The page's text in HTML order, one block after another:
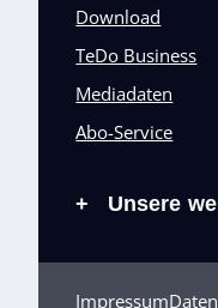
Download
TeDo Business
Mediadaten
Abo-Service
+ Unsere
Impressum